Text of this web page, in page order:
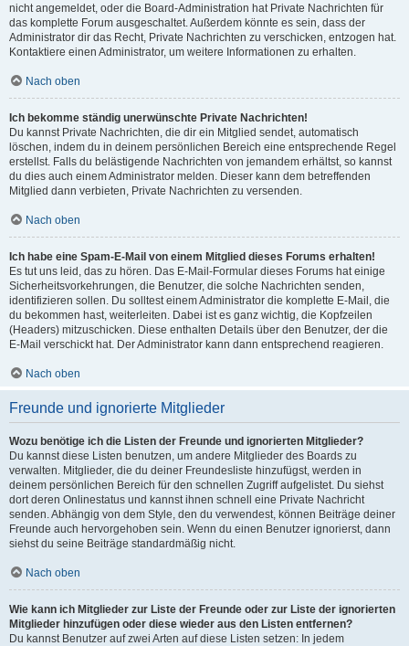
nicht angemeldet, oder die Board-Administration hat Private Nachrichten für
das komplette Forum ausgeschaltet. Außerdem könnte es sein, dass der
Administrator dir das Recht, Private Nachrichten zu verschicken, entzogen hat.
Kontaktiere einen Administrator, um weitere Informationen zu erhalten.
Nach oben
Ich bekomme ständig unerwünschte Private Nachrichten!
Du kannst Private Nachrichten, die dir ein Mitglied sendet, automatisch
löschen, indem du in deinem persönlichen Bereich eine entsprechende Regel
erstellst. Falls du belästigende Nachrichten von jemandem erhältst, so kannst
du dies auch einem Administrator melden. Dieser kann dem betreffenden
Mitglied dann verbieten, Private Nachrichten zu versenden.
Nach oben
Ich habe eine Spam-E-Mail von einem Mitglied dieses Forums erhalten!
Es tut uns leid, das zu hören. Das E-Mail-Formular dieses Forums hat einige
Sicherheitsvorkehrungen, die Benutzer, die solche Nachrichten senden,
identifizieren sollen. Du solltest einem Administrator die komplette E-Mail, die
du bekommen hast, weiterleiten. Dabei ist es ganz wichtig, die Kopfzeilen
(Headers) mitzuschicken. Diese enthalten Details über den Benutzer, der die
E-Mail verschickt hat. Der Administrator kann dann entsprechend reagieren.
Nach oben
Freunde und ignorierte Mitglieder
Wozu benötige ich die Listen der Freunde und ignorierten Mitglieder?
Du kannst diese Listen benutzen, um andere Mitglieder des Boards zu
verwalten. Mitglieder, die du deiner Freundesliste hinzufügst, werden in
deinem persönlichen Bereich für den schnellen Zugriff aufgelistet. Du siehst
dort deren Onlinestatus und kannst ihnen schnell eine Private Nachricht
senden. Abhängig von dem Style, den du verwendest, können Beiträge deiner
Freunde auch hervorgehoben sein. Wenn du einen Benutzer ignorierst, dann
siehst du seine Beiträge standardmäßig nicht.
Nach oben
Wie kann ich Mitglieder zur Liste der Freunde oder zur Liste der ignorierten
Mitglieder hinzufügen oder diese wieder aus den Listen entfernen?
Du kannst Benutzer auf zwei Arten auf diese Listen setzen: In jedem